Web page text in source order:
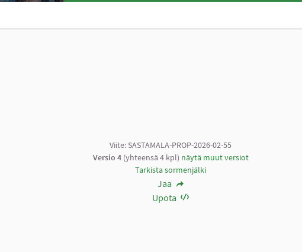
Viite: SASTAMALA-PROP-2026-02-55
Versio 4(yhteensä 4 kpl) näytä muut versiot
Tarkista sormenjälki
Jaa
Upota